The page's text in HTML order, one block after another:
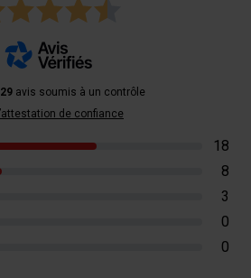
29 avis soumis à un contrôle
de confiance
18
8
3
0
0